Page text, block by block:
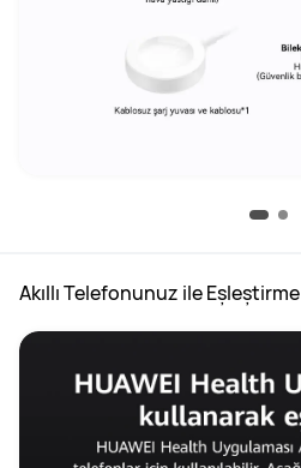
Akıllı Telefonunuz ile Eşleştirme